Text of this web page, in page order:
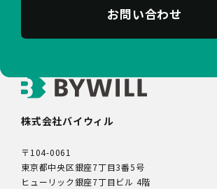
お問い合わせ
株式会社バイウィル
〒104-0061
東京都中央区銀座7丁目3番5号
ヒューリック銀座7丁目ビル 4階